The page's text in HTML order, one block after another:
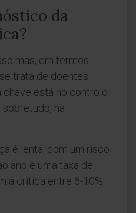
da
mas, em termos
trata de doentes
está no controlo
na
é lenta, com um risco
ano e uma taxa de
crítica entre 6-10%